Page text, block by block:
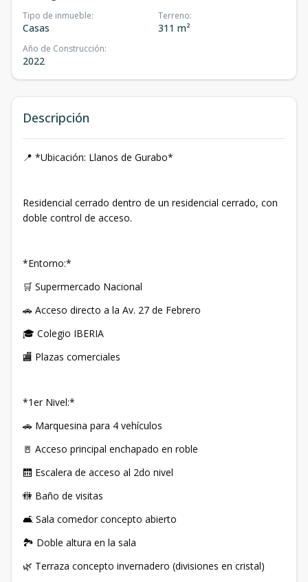
Tipo de inmueble:
Casas
Terreno:
311 m²
Año de Construcción:
2022
Descripción
📍 *Ubicación: Llanos de Gurabo*
Residencial cerrado dentro de un residencial cerrado, con
doble control de acceso.
*Entorno:*
🛒 Supermercado Nacional
🚗 Acceso directo a la Av. 27 de Febrero
🎓 Colegio IBERIA
🏬 Plazas comerciales
*1er Nivel:*
🚗 Marquesina para 4 vehículos
🚪 Acceso principal enchapado en roble
🛗 Escalera de acceso al 2do nivel
🚻 Baño de visitas
🛋 Sala comedor concepto abierto
🏞 Doble altura en la sala
🌿 Terraza concepto invernadero (divisiones en cristal)